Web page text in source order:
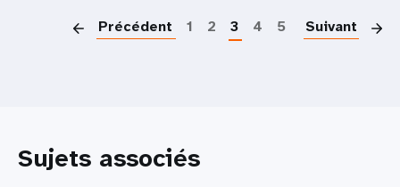
Précédent 1 2 3 4 5 Suivant
Sujets associés